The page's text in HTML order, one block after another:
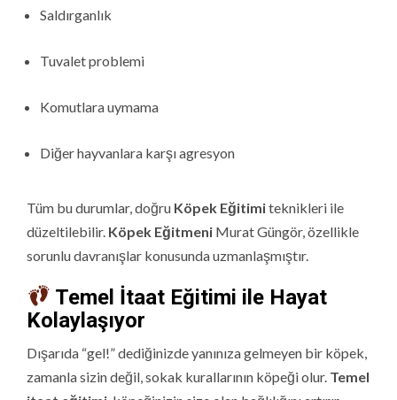
Saldırganlık
Tuvalet problemi
Komutlara uymama
Diğer hayvanlara karşı agresyon
Tüm bu durumlar, doğru Köpek Eğitimiteknikleri ile
düzeltilebilir. Köpek Eğitmeni Murat Güngör, özellikle
sorunlu davranışlar konusunda uzmanlaşmıştır.
Temel İtaat Eğitimi ile Hayat
Kolaylaşıyor
Dışarıda “gel!” dediğinizde yanınıza gelmeyen bir köpek,
zamanla sizin değil, sokak kurallarının köpeği olur. Temel